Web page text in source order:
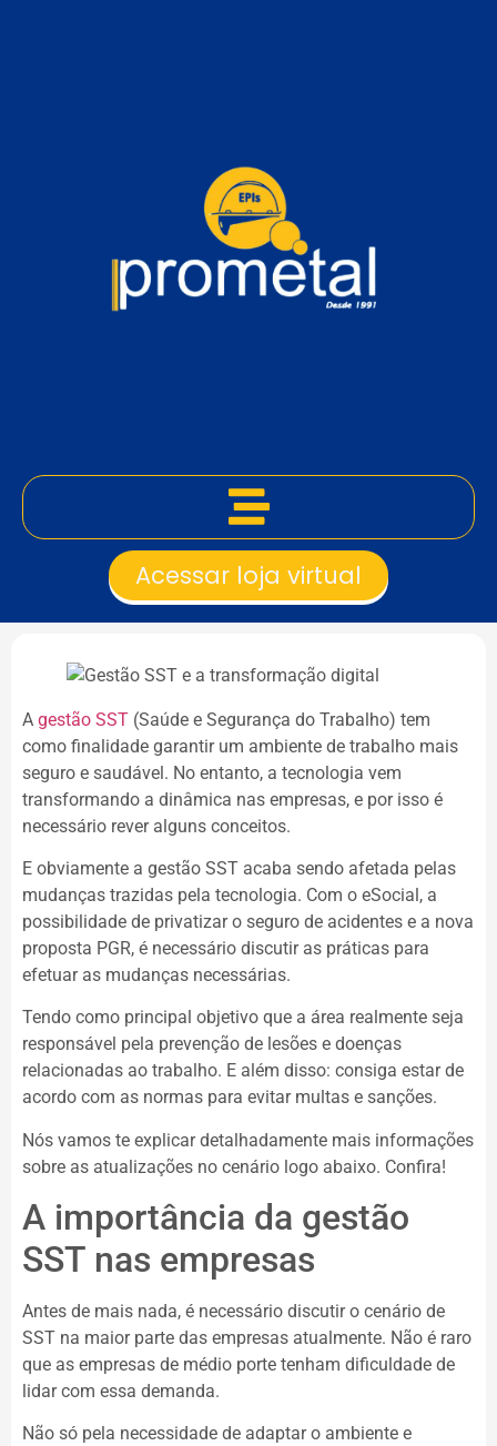
Acessar loja virtual
A gestão SST (Saúde e Segurança do Trabalho) tem
como finalidade garantir um ambiente de trabalho mais
seguro e saudável. No entanto, a tecnologia vem
transformando a dinâmica nas empresas, e por isso é
necessário rever alguns conceitos.
E obviamente a gestão SST acaba sendo afetada pelas
mudanças trazidas pela tecnologia. Com o eSocial, a
possibilidade de privatizar o seguro de acidentes e a nova
proposta PGR, é necessário discutir as práticas para
efetuar as mudanças necessárias.
Tendo como principal objetivo que a área realmente seja
responsável pela prevenção de lesões e doenças
relacionadas ao trabalho. E além disso: consiga estar de
acordo com as normas para evitar multas e sanções.
Nós vamos te explicar detalhadamente mais informações
sobre as atualizações no cenário logo abaixo. Confira!
A importância da gestão
SST nas empresas
Antes de mais nada, é necessário discutir o cenário de
SST na maior parte das empresas atualmente. Não é raro
que as empresas de médio porte tenham dificuldade de
lidar com essa demanda.
Não só pela necessidade de adaptar o ambiente e